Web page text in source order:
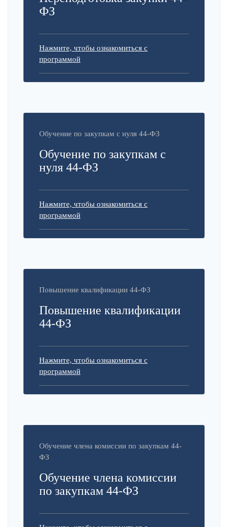
ФЗ
Нажмите, чтобы ознакомиться с
программой
Обучение по закупкам с нуля 44-ФЗ
Обучение по закупкам с
нуля 44-ФЗ
Нажмите, чтобы ознакомиться с
программой
Повышение квалификации 44-ФЗ
Повышение квалификации
44-ФЗ
Нажмите, чтобы ознакомиться с
программой
Обучение члена комиссии по закупкам 44-
ФЗ
Обучение члена комиссии
по закупкам 44-ФЗ